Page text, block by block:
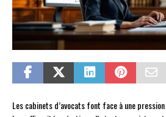
Les cabinets d’avocats font face à une